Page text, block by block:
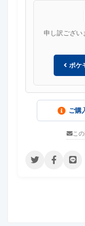
申し訳ござい
ポケ
ご購
こ